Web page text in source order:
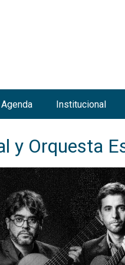
y Orquesta
Agenda Institucional